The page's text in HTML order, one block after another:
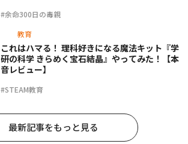
#余命300日の毒親
教育
#STEAM教育
これはハマる！ 理科好きになる魔法キット『学
研の科学 きらめく宝石結晶』やってみた！【本
音レビュー】
最新記事をもっと見る